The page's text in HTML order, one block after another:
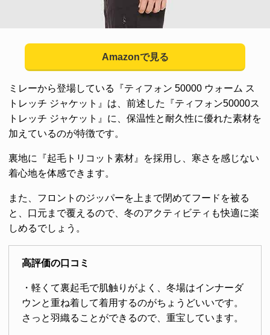
Amazonで見る
ミレーから登場している『ティフォン 50000 ウォーム ス
トレッチ ジャケット』は、前述した『ティフォン50000ス
トレッチ ジャケット』に、保温性と耐久性に優れた素材を
加えているのが特徴です。
裏地に『起毛トリコット素材』を採用し、寒さを感じない
着心地を体感できます。
また、フロントのジッパーを上まで閉めてフードを被る
と、口元まで覆えるので、冬のアクティビティも快適に楽
しめるでしょう。
高評価の口コミ
・軽くて裏起毛で肌触りがよく、冬場はインナーダ
ウンと重ね着して着用するのがちょうどいいです。
さっと羽織ることができるので、重宝しています。